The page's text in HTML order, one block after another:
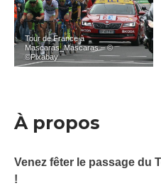
Tour de France à
Mascaras_Mascaras – ©
©Pixabay
À propos
Venez fêter le passage du
!